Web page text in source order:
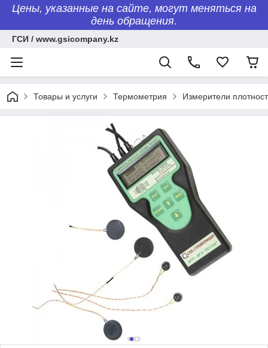
Цены, указанные на сайте, могут меняться на
день обращения.
ГСИ / www.gsicompany.kz
Товары и услуги Термометрия Измерители